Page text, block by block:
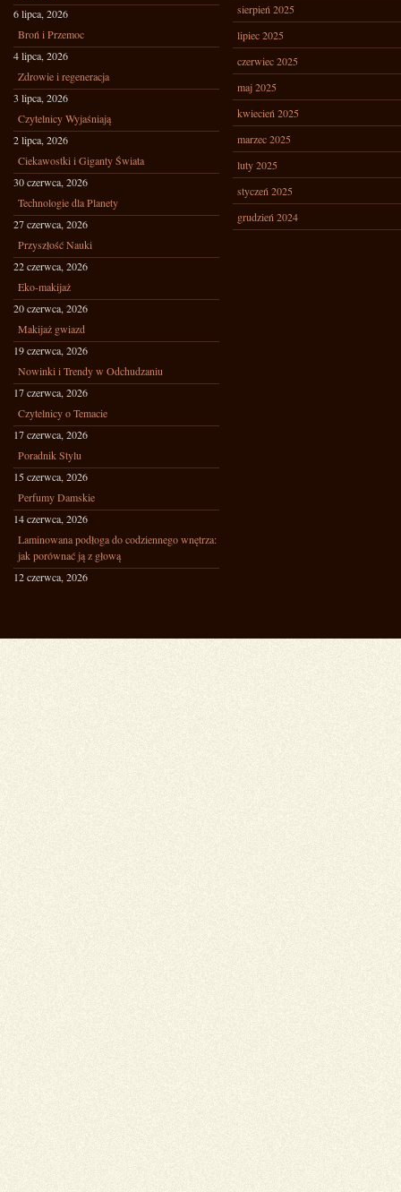
6 lipca, 2026
Broń i Przemoc
4 lipca, 2026
Zdrowie i regeneracja
3 lipca, 2026
Czytelnicy Wyjaśniają
2 lipca, 2026
Ciekawostki i Giganty Świata
30 czerwca, 2026
Technologie dla Planety
27 czerwca, 2026
Przyszłość Nauki
22 czerwca, 2026
Eko-makijaż
20 czerwca, 2026
Makijaż gwiazd
19 czerwca, 2026
Nowinki i Trendy w Odchudzaniu
17 czerwca, 2026
Czytelnicy o Temacie
17 czerwca, 2026
Poradnik Stylu
15 czerwca, 2026
Perfumy Damskie
14 czerwca, 2026
Laminowana podłoga do codziennego wnętrza:
jak porównać ją z głową
12 czerwca, 2026
sierpień 2025
lipiec 2025
czerwiec 2025
maj 2025
kwiecień 2025
marzec 2025
luty 2025
styczeń 2025
grudzień 2024